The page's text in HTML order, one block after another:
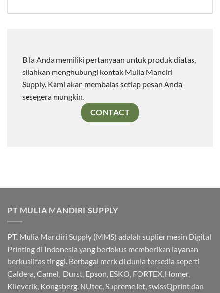
Bila Anda memiliki pertanyaan untuk produk diatas,
silahkan menghubungi kontak Mulia Mandiri
Supply. Kami akan membalas setiap pesan Anda
sesegera mungkin.
CONTACT
PT MULIA MANDIRI SUPPLY
PT. Mulia Mandiri Supply (MMS) adalah suplier mesin Digital
Printing di Indonesia yang berfokus memberikan layanan
berkualitas tinggi. Berbagai merk di dunia tersedia seperti
Caldera, Camel, Durst, Epson, ESKO, FORTEX, Homer,
Klieverik, Kongsberg, NUtec, SupremeJet, swissQprint dan